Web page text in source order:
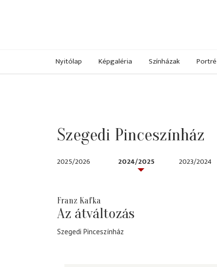
Nyitólap Képgaléria Színházak Portré
Szegedi Pinceszínház
2025/2026 2024/2025 2023/2024
Franz Kafka
Az átváltozás
Szegedi Pinceszínház